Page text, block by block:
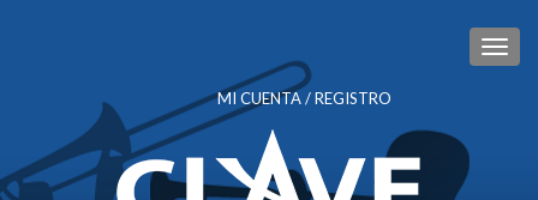
MI CUENTA / REGISTRO